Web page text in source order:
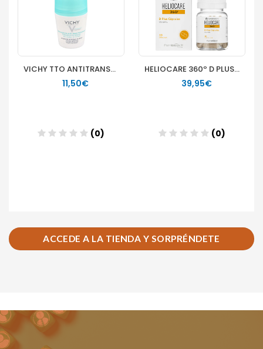
ACCEDE A LA TIENDA Y SORPRÉNDETE